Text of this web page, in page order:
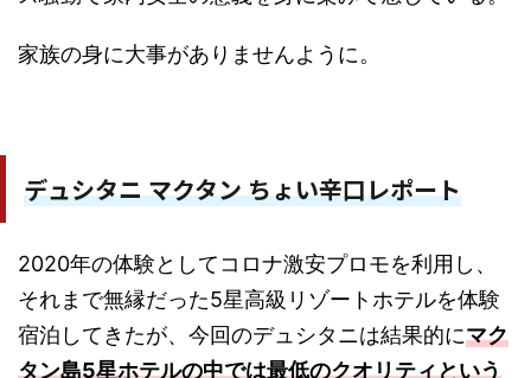
家族の身に大事がありませんように。
デュシタニ マクタン ちょい辛口レポート
2020年の体験としてコロナ激安プロモを利用し、
それまで無縁だった5星高級リゾートホテルを体験
宿泊してきたが、今回のデュシタニは結果的にマク
タン島5星ホテルの中では最低のクオリティという